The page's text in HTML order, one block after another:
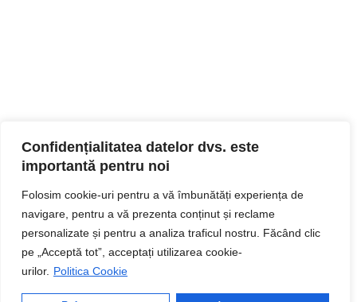
Confidențialitatea datelor dvs. este
importantă pentru noi
Folosim cookie-uri pentru a vă îmbunătăți experiența de
navigare, pentru a vă prezenta conținut și reclame
personalizate și pentru a analiza traficul nostru. Făcând clic
pe „Acceptă tot”, acceptați utilizarea cookie-
urilor. Politica Cookie